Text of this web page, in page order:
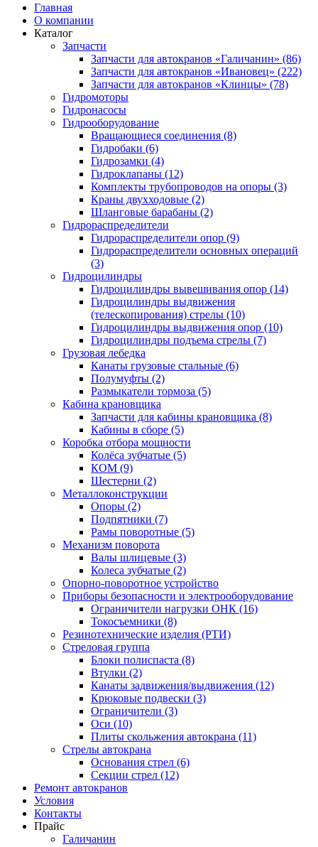
Главная
О компании
Каталог
Запчасти
Запчасти для автокранов «Галичанин» (86)
Запчасти для автокранов «Ивановец» (222)
Запчасти для автокранов «Клинцы» (78)
Гидромоторы
Гидронасосы
Гидрооборудование
Вращающиеся соединения (8)
Гидробаки (6)
Гидрозамки (4)
Гидроклапаны (12)
Комплекты трубопроводов на опоры (3)
Краны двухходовые (2)
Шланговые барабаны (2)
Гидрораспределители
Гидрораспределители опор (9)
Гидрораспределители основных операций
(3)
Гидроцилиндры
Гидроцилиндры вывешивания опор (14)
Гидроцилиндры выдвижения
(телескопирования) стрелы (10)
Гидроцилиндры выдвижения опор (10)
Гидроцилиндры подъема стрелы (7)
Грузовая лебедка
Канаты грузовые стальные (6)
Полумуфты (2)
Размыкатели тормоза (5)
Кабина крановщика
Запчасти для кабины крановщика (8)
Кабины в сборе (5)
Коробка отбора мощности
Колёса зубчатые (5)
КОМ (9)
Шестерни (2)
Металлоконструкции
Опоры (2)
Подпятники (7)
Рамы поворотные (5)
Механизм поворота
Валы шлицевые (3)
Колеса зубчатые (2)
Опорно-поворотное устройство
Приборы безопасности и электрооборудование
Ограничители нагрузки ОНК (16)
Токосъемники (8)
Резинотехнические изделия (РТИ)
Стреловая группа
Блоки полиспаста (8)
Втулки (2)
Канаты задвижения/выдвижения (12)
Крюковые подвески (3)
Ограничители (3)
Оси (10)
Плиты скольжения автокрана (11)
Стрелы автокрана
Основания стрел (6)
Секции стрел (12)
Ремонт автокранов
Условия
Контакты
Прайс
Галичанин